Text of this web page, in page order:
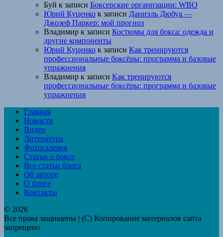
Буй к записи Боксерские организации: WBO
Юрий Куценко к записи Даниэль Дюбуа —
Джозеф Паркер: мой прогноз
Владимир к записи Костюмы для бокса: одежда и
другие компоненты
Юрий Куценко к записи Как тренируются
профессиональные боксёры: программа и базовые
упражнения
Владимир к записи Как тренируются
профессиональные боксёры: программа и базовые
упражнения
Главная
Новости
Видео
Литература
Фотогалерея
Статьи о боксе
Все статьи блога
Об авторе
О блоге
Контакты
© 2026
Все права защищены | (C) Копирование материалов сайта
запрещено